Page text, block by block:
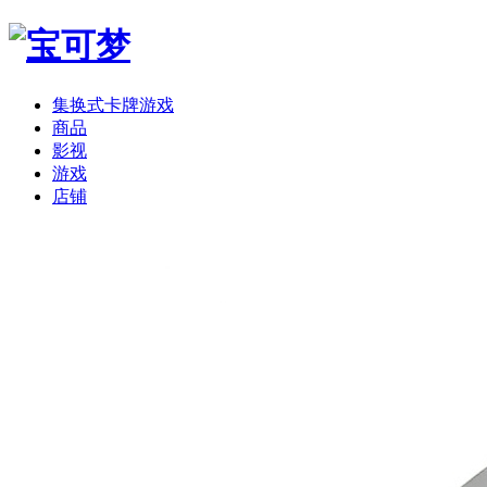
集换式卡牌游戏
商品
影视
游戏
店铺